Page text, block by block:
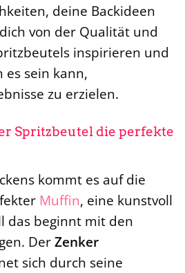
deine Backideen
von der Qualität und
inspirieren und
es sein kann,
zu erzielen.
Spritzbeutel die perfekte
kommt es auf die
Muffin, eine kunstvoll
das beginnt mit den
DerZenker
sich durch seine